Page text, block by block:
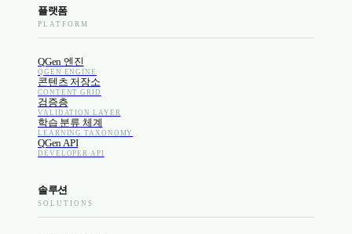
플랫폼
PLATFORM
QGen 엔진
QGEN ENGINE
콘텐츠 저장소
CONTENT GRID
검증층
VALIDATION LAYER
학습 분류 체계
LEARNING TAXONOMY
QGen API
DEVELOPER API
솔루션
SOLUTIONS